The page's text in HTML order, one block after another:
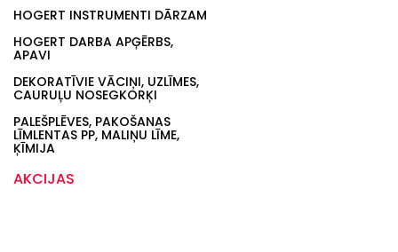
HOGERT INSTRUMENTI DĀRZAM
HOGERT DARBA APĢĒRBS,
APAVI
DEKORATĪVIE VĀCIŅI, UZLĪMES,
CAURUĻU NOSEGKORĶI
PALEŠPLĒVES, PAKOŠANAS
LĪMLENTAS PP, MALIŅU LĪME,
ĶĪMIJA
AKCIJAS